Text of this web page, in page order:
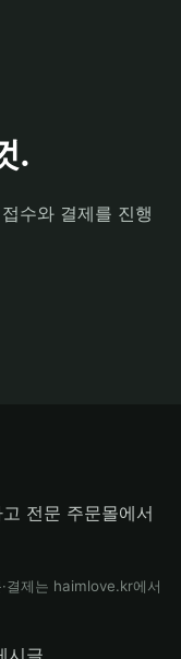
.
수와 결제를 진행
전문 주문몰에서
결제는 haimlove.kr에서
시글